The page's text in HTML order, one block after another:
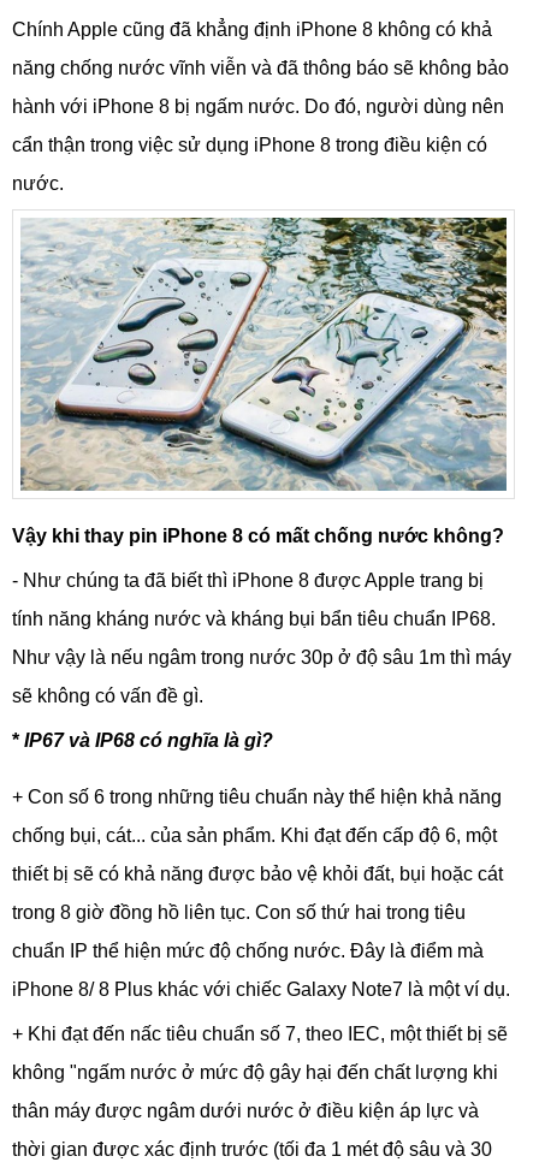
Chính Apple cũng đã khẳng định iPhone 8 không có khả
năng chống nước vĩnh viễn và đã thông báo sẽ không bảo
hành với iPhone 8 bị ngấm nước. Do đó, người dùng nên
cẩn thận trong việc sử dụng iPhone 8 trong điều kiện có
nước.
Vậy khi thay pin iPhone 8 có mất chống nước không?
- Như chúng ta đã biết thì iPhone 8 được Apple trang bị
tính năng kháng nước và kháng bụi bẩn tiêu chuẩn IP68.
Như vậy là nếu ngâm trong nước 30p ở độ sâu 1m thì máy
sẽ không có vấn đề gì.
* IP67 và IP68 có nghĩa là gì?
+ Con số 6 trong những tiêu chuẩn này thể hiện khả năng
chống bụi, cát... của sản phẩm. Khi đạt đến cấp độ 6, một
thiết bị sẽ có khả năng được bảo vệ khỏi đất, bụi hoặc cát
trong 8 giờ đồng hồ liên tục. Con số thứ hai trong tiêu
chuẩn IP thể hiện mức độ chống nước. Đây là điểm mà
iPhone 8/ 8 Plus khác với chiếc Galaxy Note7 là một ví dụ.
+ Khi đạt đến nấc tiêu chuẩn số 7, theo IEC, một thiết bị sẽ
không "ngấm nước ở mức độ gây hại đến chất lượng khi
thân máy được ngâm dưới nước ở điều kiện áp lực và
thời gian được xác định trước (tối đa 1 mét độ sâu và 30